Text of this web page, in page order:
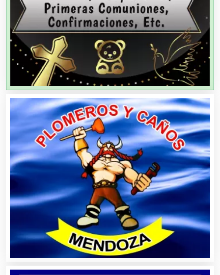
Agencias de Publicidad
Agencias de Viajes
Agricultores
Agricultura y Ganadería
Agua Purificada
Aire Acondicionado
Alarmas
Albercas